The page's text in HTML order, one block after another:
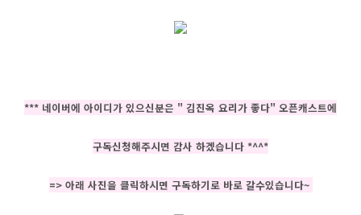
*** 네이버에 아이디가 있으신분은 " 김진옥 요리가 좋다" 오픈캐스트에
구독신청해주시면 감사 하겠습니다 *^^*
=> 아래 사진을 클릭하시면 구독하기로 바로 갈수있습니다~